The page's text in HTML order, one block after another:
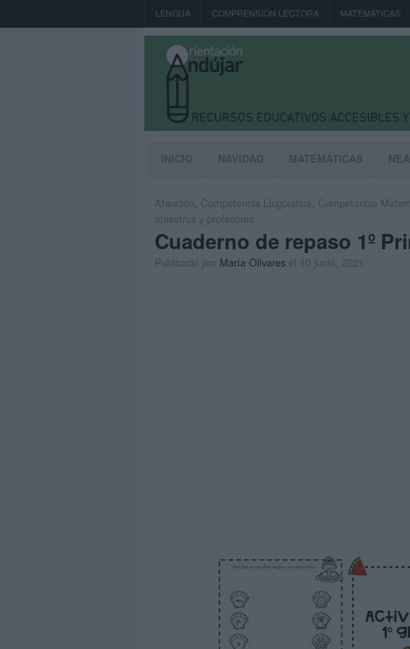
LENGUA COMPRENSIÓN LECTORA MATEMÁTICAS
INICIO NAVIDAD MATEMÁTICAS
Atención Competencia Lingüística Competencia
maestros y profesores
Cuaderno de repaso 1º
Publicado por María Olivares el 10 junio, 2021